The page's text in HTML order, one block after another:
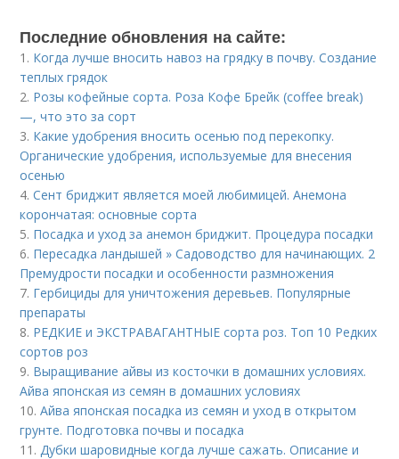
Последние обновления на сайте:
1. Когда лучше вносить навоз на грядку в почву. Создание
теплых грядок
2. Розы кофейные сорта. Роза Кофе Брейк (coffee break)
—, что это за сорт
3. Какие удобрения вносить осенью под перекопку.
Органические удобрения, используемые для внесения
осенью
4.Сент бриджит является моей любимицей. Анемона
корончатая: основные сорта
5. Посадка и уход за анемон бриджит. Процедура посадки
6. Пересадка ландышей » Садоводство для начинающих. 2
Премудрости посадки и особенности размножения
7. Гербициды для уничтожения деревьев. Популярные
препараты
8. РЕДКИЕ и ЭКСТРАВАГАНТНЫЕ сорта роз. Топ 10 Редких
сортов роз
9. Выращивание айвы из косточки в домашних условиях.
Айва японская из семян в домашних условиях
10.Айва японская посадка из семян и уход в открытом
грунте. Подготовка почвы и посадка
11. Дубки шаровидные когда лучше сажать. Описание и